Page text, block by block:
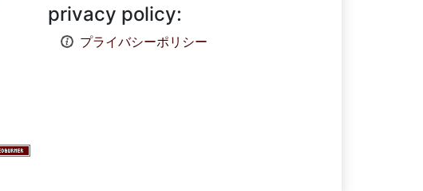
privacy policy:
プライバシーポリシー